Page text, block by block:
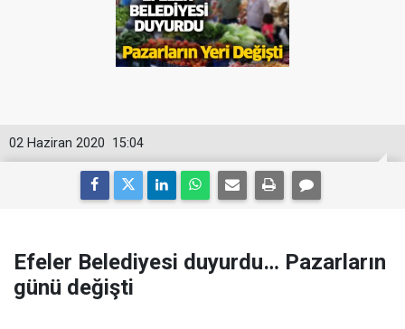
15:04
02 Haziran 2020
Efeler Belediyesi duyurdu… Pazarların
günü değişti